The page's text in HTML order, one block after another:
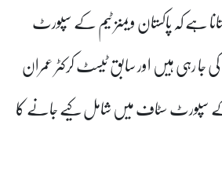
ہے کہ پاکستان ویمنز ٹیم کے سپورٹ
جا رہی ہیں اور سابق ٹیسٹ کرکٹر عمران
سپورٹ سٹاف میں شامل کیے جانے کا